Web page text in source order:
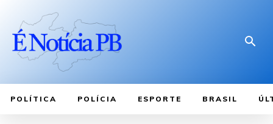
POLÍTICA POLÍCIA ESPORTE BRASIL